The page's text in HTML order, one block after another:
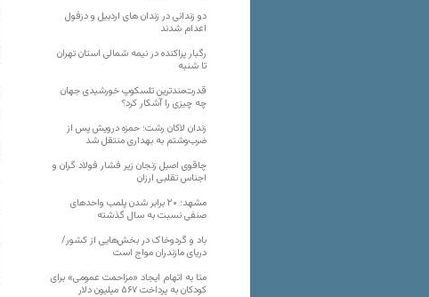
دو زندانی در زندان های اردبیل و دزفول
اعدام شدند
رگبار پراکنده در نیمه شمالی استان تهران
تا شنبه
قدرت‌مندترین تلسکوپ خورشیدی جهان
چه چیزی را آشکار کرد؟
زندان لاکان رشت؛ حمزه درویش پس از
ضرب‌وشتم به بهداری منتقل شد
چاقوی اصیل زنجان زیر فشار فولاد گران و
اجناس تقلبی ارزان
مشهد؛ ۲۰ برابر شدن پلمب واحدهای
صنفی نسبت به سال گذشته
باد و گردوخاک در بخش‌هایی از کشور/
دریای مازندران مواج است
متا به اتهام ایجاد «مزاحمت عمومی» برای
کودکان به پرداخت ۵۶۷ میلیون دلار